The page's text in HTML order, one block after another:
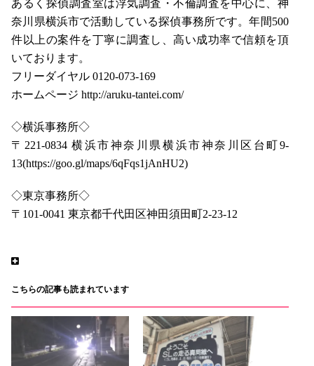
あるく探偵調査室は浮気調査・不倫調査を中心に、神
奈川県横浜市で活動している探偵事務所です。年間500
件以上の案件を丁寧に調査し、高い成功率で信頼を頂
いております。
フリーダイヤル 0120-073-169
ホームページ http://aruku-tantei.com/
◇横浜事務所◇
〒221-0834 横浜市神奈川県横浜市神奈川区台町9-
13(https://goo.gl/maps/6qFqs1jAnHU2)
◇東京事務所◇
〒101-0041 東京都千代田区神田須田町2-23-12
こちらの記事も読まれています